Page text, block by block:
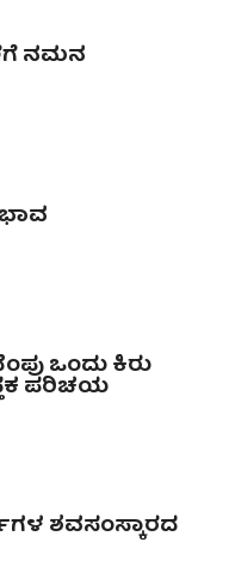
ನಮನ
ಒಂದು ಕಿರು
ಪರಿಚಯ
ಶವಸಂಸ್ಕಾರದ